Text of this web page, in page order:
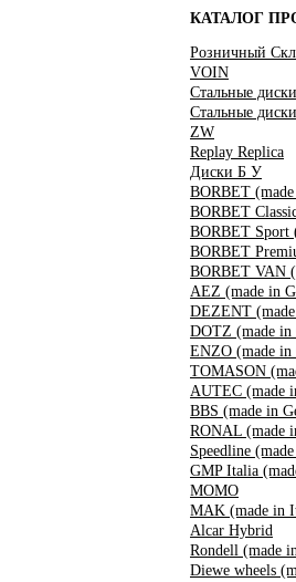
КАТАЛОГ
Розничный
VOIN
Стальные
Стальные
ZW
Replay Replica
Диски Б У
BORBET
BORBET
BORBET Sport
BORBET
BORBET VAN
AEZ (made in
DEZENT
DOTZ (made in
ENZO (made in
TOMASON
AUTEC (made
BBS (made in
RONAL (made
Speedline
GMP Italia
MOMO
MAK (made in
Alcar Hybrid
Rondell (made
Diewe wheels